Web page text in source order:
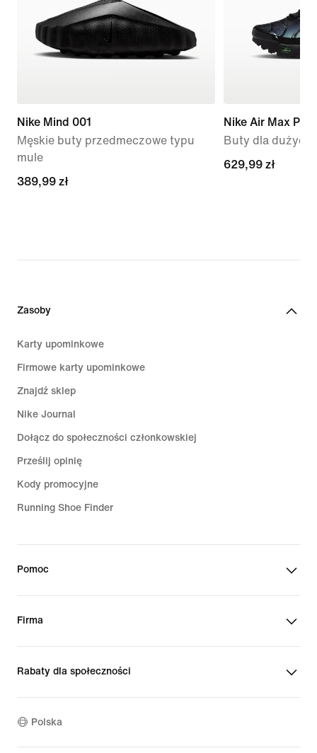
Nike Mind 001
Męskie buty przedmeczowe typu
mule
389,99 zł
389,99 zł
Nike Air Max Plus
Buty dla dużych
629,99 zł
629,99 zł
Zasoby
Karty upominkowe
Firmowe karty upominkowe
Znajdź sklep
Nike Journal
Dołącz do społeczności członkowskiej
Prześlij opinię
Kody promocyjne
Running Shoe Finder
Pomoc
Firma
Rabaty dla społeczności
Polska